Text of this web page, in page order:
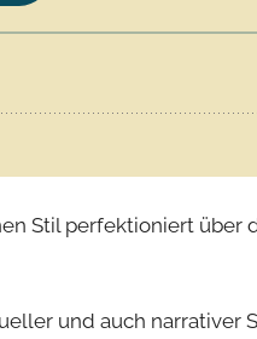
Stil perfektioniert über
und auch narrativer